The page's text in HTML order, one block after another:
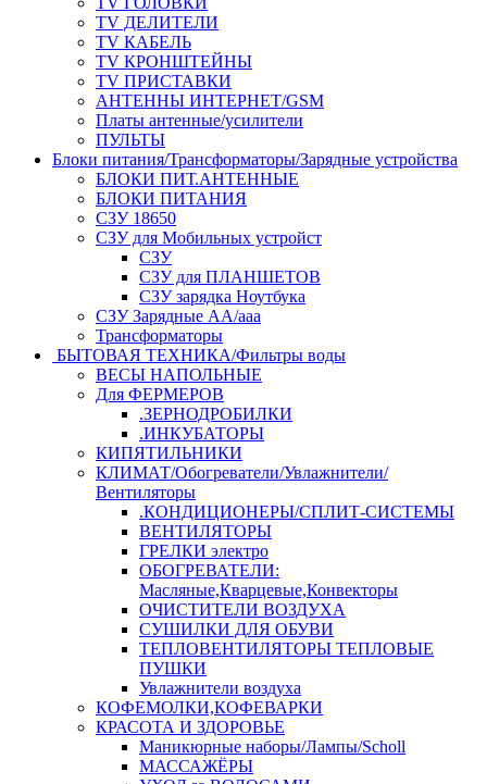
TV ДЕЛИТЕЛИ
TV КАБЕЛЬ
TV КРОНШТЕЙНЫ
TV ПРИСТАВКИ
АНТЕННЫ ИНТЕРНЕТ/GSM
Платы антенные/усилители
ПУЛЬТЫ
Блоки питания/Трансформаторы/Зарядные устройства
БЛОКИ ПИТ.АНТЕННЫЕ
БЛОКИ ПИТАНИЯ
СЗУ 18650
СЗУ для Мобильных устройст
СЗУ
СЗУ для ПЛАНШЕТОВ
СЗУ зарядка Ноутбука
СЗУ Зарядные АА/ааа
Трансформаторы
БЫТОВАЯ ТЕХНИКА/Фильтры воды
ВЕСЫ НАПОЛЬНЫЕ
Для ФЕРМЕРОВ
.ЗЕРНОДРОБИЛКИ
.ИНКУБАТОРЫ
КИПЯТИЛЬНИКИ
КЛИМАТ/Обогреватели/Увлажнители/
Вентиляторы
.КОНДИЦИОНЕРЫ/СПЛИТ-СИСТЕМЫ
ВЕНТИЛЯТОРЫ
ГРЕЛКИ электро
ОБОГРЕВАТЕЛИ:
Масляные,Кварцевые,Конвекторы
ОЧИСТИТЕЛИ ВОЗДУХА
СУШИЛКИ ДЛЯ ОБУВИ
ТЕПЛОВЕНТИЛЯТОРЫ ТЕПЛОВЫЕ
ПУШКИ
Увлажнители воздуха
КОФЕМОЛКИ,КОФЕВАРКИ
КРАСОТА И ЗДОРОВЬЕ
Маникюрные наборы/Лампы/Scholl
МАССАЖЁРЫ